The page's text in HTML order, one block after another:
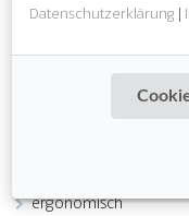
ergonomisch
Datenschutzerklärung |